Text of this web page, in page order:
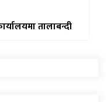
तालाबन्दी